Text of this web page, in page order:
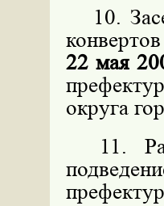
10.
22 мая
округа
11.